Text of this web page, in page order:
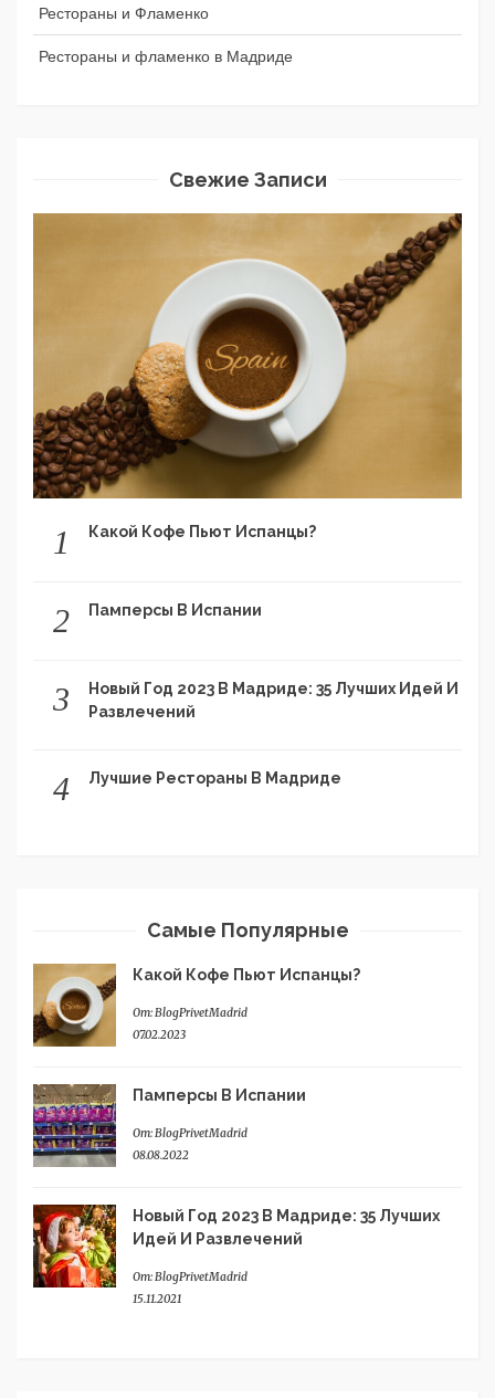
Рестораны и Фламенко
Рестораны и фламенко в Мадриде
Свежие Записи
1 Какой Кофе Пьют Испанцы?
2 Памперсы В Испании
3
Новый Год 2023 В Мадриде: 35 Лучших Идей И
Развлечений
4 Лучшие Рестораны В Мадриде
Самые Популярные
Какой Кофе Пьют Испанцы?
От:BlogPrivetMadrid
07.02.2023
Памперсы В Испании
От:BlogPrivetMadrid
08.08.2022
Новый Год 2023 В Мадриде: 35 Лучших
Идей И Развлечений
От:BlogPrivetMadrid
15.11.2021